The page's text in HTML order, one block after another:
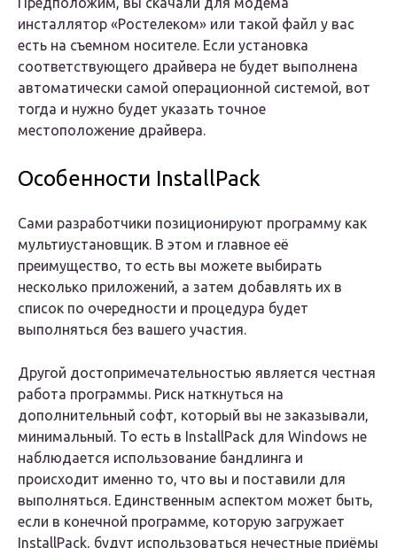
инсталлятор «Ростелеком» или такой файл у вас
есть на съемном носителе. Если установка
соответствующего драйвера не будет выполнена
автоматически самой операционной системой, вот
тогда и нужно будет указать точное
местоположение драйвера.
Особенности InstallPack
Сами разработчики позиционируют программу как
мультиустановщик. В этом и главное её
преимущество, то есть вы можете выбирать
несколько приложений, а затем добавлять их в
список по очередности и процедура будет
выполняться без вашего участия.
Другой достопримечательностью является честная
работа программы. Риск наткнуться на
дополнительный софт, который вы не заказывали,
минимальный. То есть в InstallPack для Windows не
наблюдается использование бандлинга и
происходит именно то, что вы и поставили для
выполняться. Единственным аспектом может быть,
если в конечной программе, которую загружает
InstallPack, будут использоваться нечестные приёмы